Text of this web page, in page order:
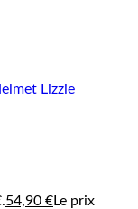
54,90 €Le prix